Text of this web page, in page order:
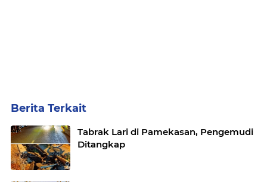
Berita Terkait
Tabrak Lari di Pamekasan, Pengemudi
Ditangkap